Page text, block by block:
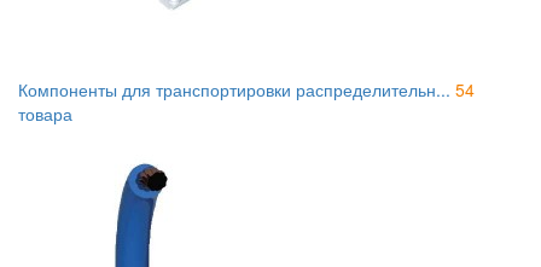
Компоненты для транспортировки распределительн... 54
товара